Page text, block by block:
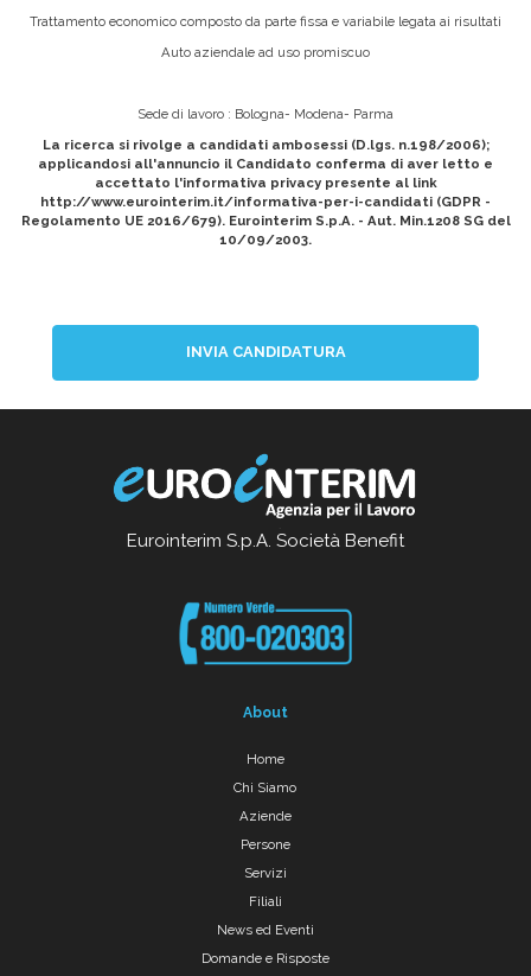
Trattamento economico composto da parte fissa e variabile legata ai risultati
Auto aziendale ad uso promiscuo
Sede di lavoro : Bologna- Modena- Parma
La ricerca si rivolge a candidati ambosessi (D.lgs. n.198/2006);
applicandosi all'annuncio il Candidato conferma di aver letto e
accettato l'informativa privacy presente al link
http://www.eurointerim.it/informativa-per-i-candidati (GDPR -
Regolamento UE 2016/679). Eurointerim S.p.A. - Aut. Min.1208 SG del
10/09/2003.
INVIA CANDIDATURA
Eurointerim S.p.A. Società Benefit
About
Home
Chi Siamo
Aziende
Persone
Servizi
Filiali
News ed Eventi
Domande e Risposte